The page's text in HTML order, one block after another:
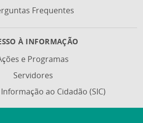
Frequentes
À INFORMAÇÃO
e Programas
Servidores
ao Cidadão (SIC)